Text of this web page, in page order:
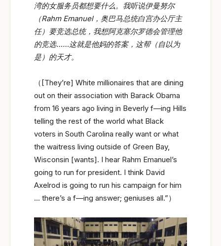
湾的女服务员都想要什么。我听说伊曼努尔
（Rahm Emanuel，奥巴马总统白宫办公厅主
任）要竞选总统，我想阿克塞尔罗德会管理他
的竞选……这就是他妈的答案，这帮（自以为
是）的天才。
（[They’re] White millionaires that are dining
out on their association with Barack Obama
from 16 years ago living in Beverly f—ing Hills
telling the rest of the world what Black
voters in South Carolina really want or what
the waitress living outside of Green Bay,
Wisconsin [wants]. I hear Rahm Emanuel’s
going to run for president. I think David
Axelrod is going to run his campaign for him
… there’s a f—ing answer; geniuses all.”）